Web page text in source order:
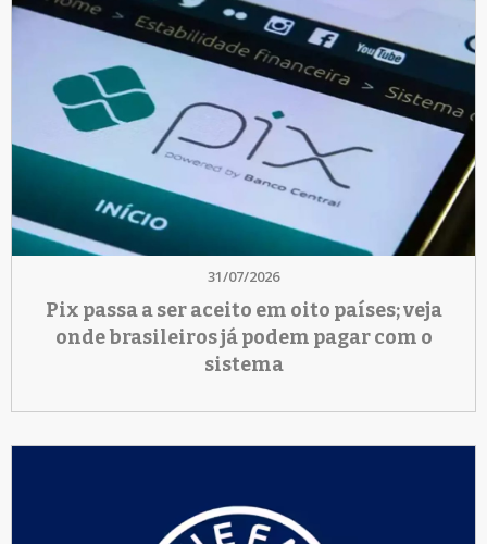
31/07/2026
Pix passa a ser aceito em oito países; veja
onde brasileiros já podem pagar com o
sistema